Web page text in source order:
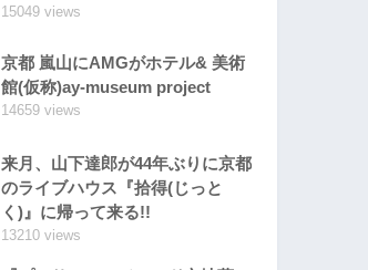
15049 views
京都 嵐山にAMGがホテル& 美術
館(仮称)ay-museum project
14659 views
来月、山下達郎が44年ぶりに京都
のライブハウス『拾得(じっと
く)』に帰って来る!!
13210 views